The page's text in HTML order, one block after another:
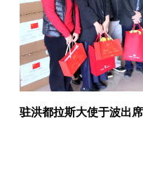
驻洪都拉斯大使于波出